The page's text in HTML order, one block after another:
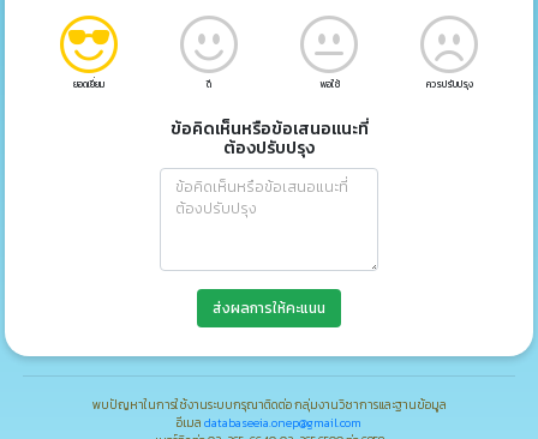
ยอดเยี่ยม ดี พอใช้ ควรปรับปรุง
ข้อคิดเห็นหรือข้อเสนอแนะที่
ต้องปรับปรุง
ส่งผลการให้คะแนน
พบปัญหาในการใช้งานระบบกรุณาติดต่อ กลุ่มงานวิชาการและฐานข้อมูล
อีเมล databaseeia.onep@gmail.com